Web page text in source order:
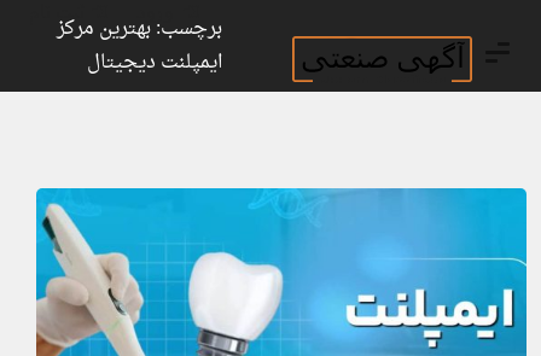
ثبت نام
برچسب: بهترین مرکز
ایمپلنت دیجیتال